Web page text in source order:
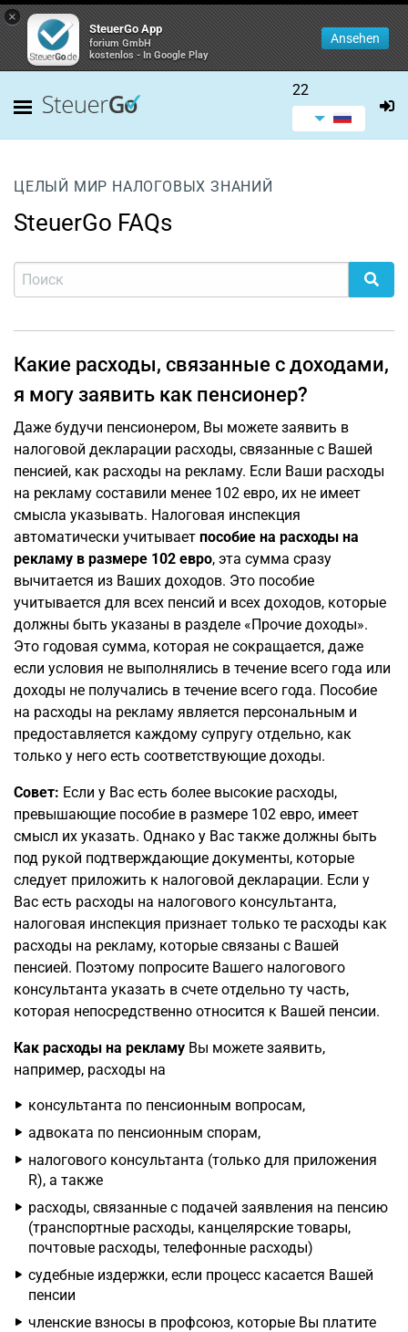
×
SteuerGo App
forium GmbH
kostenlos - In Google Play
Ansehen
22
ЦЕЛЫЙ МИР НАЛОГОВЫХ ЗНАНИЙ
SteuerGo FAQs
Какие расходы, связанные с доходами,
я могу заявить как пенсионер?
Даже будучи пенсионером, Вы можете заявить в
налоговой декларации расходы, связанные с Вашей
пенсией, как расходы на рекламу. Если Ваши расходы
на рекламу составили менее 102 евро, их не имеет
смысла указывать. Налоговая инспекция
автоматически учитывает пособие на расходы на
рекламу в размере 102 евро, эта сумма сразу
вычитается из Ваших доходов. Это пособие
учитывается для всех пенсий и всех доходов, которые
должны быть указаны в разделе «Прочие доходы».
Это годовая сумма, которая не сокращается, даже
если условия не выполнялись в течение всего года или
доходы не получались в течение всего года. Пособие
на расходы на рекламу является персональным и
предоставляется каждому супругу отдельно, как
только у него есть соответствующие доходы.
Совет: Если у Вас есть более высокие расходы,
превышающие пособие в размере 102 евро, имеет
смысл их указать. Однако у Вас также должны быть
под рукой подтверждающие документы, которые
следует приложить к налоговой декларации. Если у
Вас есть расходы на налогового консультанта,
налоговая инспекция признает только те расходы как
расходы на рекламу, которые связаны с Вашей
пенсией. Поэтому попросите Вашего налогового
консультанта указать в счете отдельно ту часть,
которая непосредственно относится к Вашей пенсии.
Как расходы на рекламу Вы можете заявить,
например, расходы на
консультанта по пенсионным вопросам,
адвоката по пенсионным спорам,
налогового консультанта (только для приложения
R), а также
расходы, связанные с подачей заявления на пенсию
(транспортные расходы, канцелярские товары,
почтовые расходы, телефонные расходы)
судебные издержки, если процесс касается Вашей
пенсии
членские взносы в профсоюз, которые Вы платите